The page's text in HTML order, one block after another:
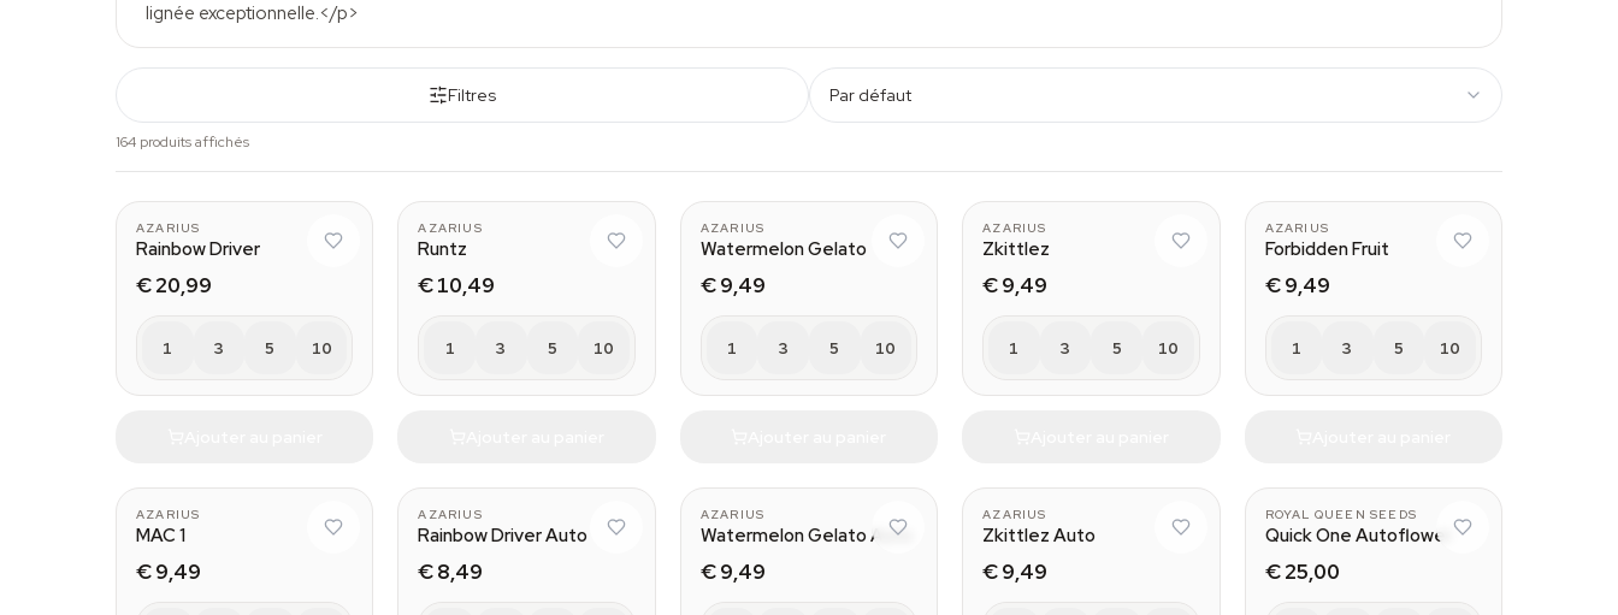
lignée exceptionnelle.</p>
Filtres Par défaut
164 produits affichés
AZARIUS
Rainbow Driver
€ 20,99
1 3 5 10
AZARIUS
Runtz
€ 10,49
1 3 5 10
AZARIUS
Watermelon Gelato
€ 9,49
1 3 5 10
AZARIUS
Zkittlez
€ 9,49
1 3 5 10
AZARIUS
Forbidden Fruit
€ 9,49
1 3 5 10
AZARIUS
MAC 1
€ 9,49
AZARIUS
Rainbow Driver Auto
€ 8,49
AZARIUS
Watermelon Gelato Auto
€ 9,49
AZARIUS
Zkittlez Auto
€ 9,49
ROYAL QUEEN SEEDS
Quick One Autoflower
€ 25,00